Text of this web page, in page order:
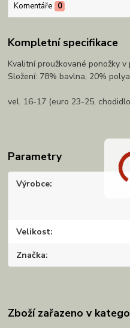
Komentáře 0
Kompletní specifikace
Kvalitní proužkované ponožky
Složení: 78% bavlna, 20%
vel. 16-17 (euro 23-25,
Parametry
Výrobce
Velikost
Značka
Zboží zařazeno v